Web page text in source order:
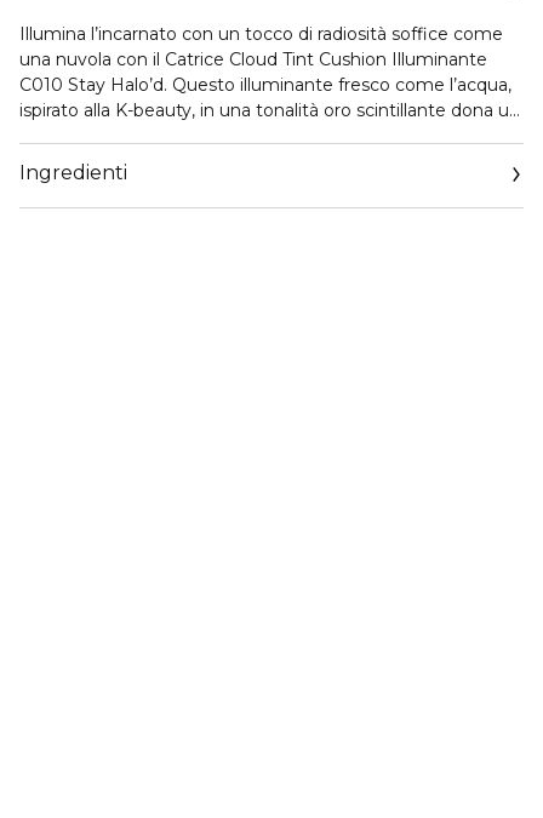
Illumina l’incarnato con un tocco di radiosità soffice come
una nuvola con il Catrice Cloud Tint Cushion Illuminante
C010 Stay Halo’d. Questo illuminante fresco come l’acqua,
ispirato alla K-beauty, in una tonalità oro scintillante dona un
valorizzano ogni incarnato. Grazie alla sua formula
rinfrescante, la texture leggera e fluida dona una piacevole
sensazione sulle guance, senza provocare sensazione di
Ingredienti